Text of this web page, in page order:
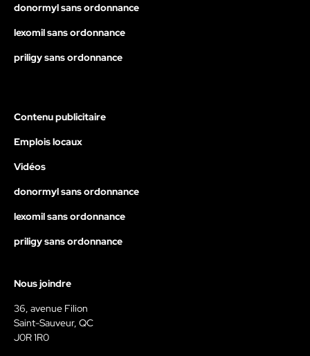
donormyl sans ordonnance
lexomil sans ordonnance
priligy sans ordonnance
Contenu publicitaire
Emplois locaux
Vidéos
donormyl sans ordonnance
lexomil sans ordonnance
priligy sans ordonnance
Nous joindre
36, avenue Filion
Saint-Sauveur, QC
J0R 1R0